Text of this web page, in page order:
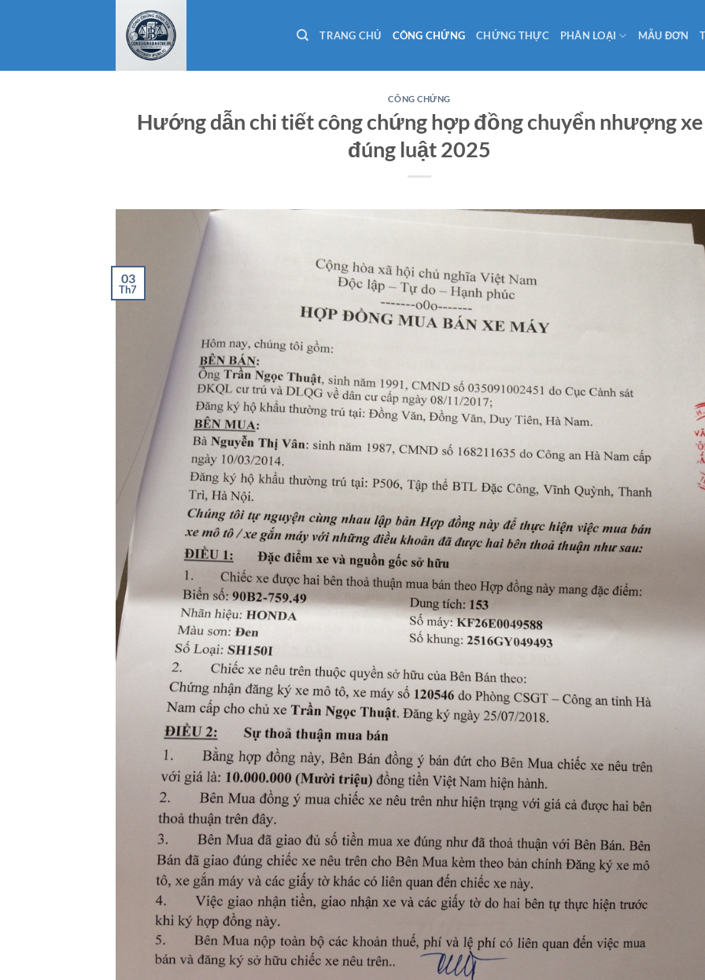
dung
TRANG CHỦ CÔNG CHỨNG CHỨNG THỰC PHÂN LOẠI MẪU ĐƠN
CÔNG CHỨNG
Hướng dẫn chi tiết công chứng hợp đồng chuyển nhượng xe
đúng luật 2025
03
Th7